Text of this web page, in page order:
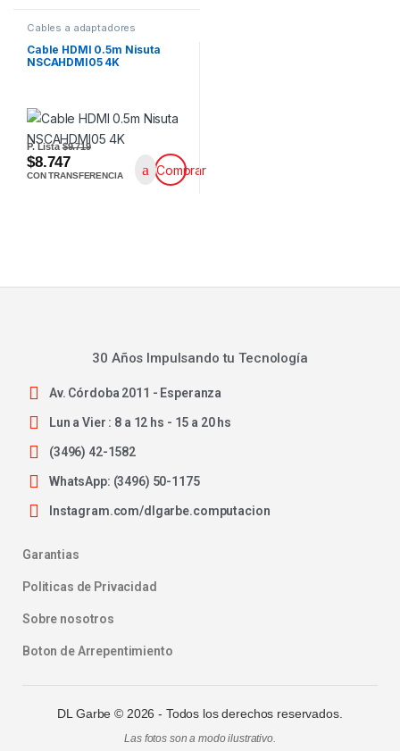
Cables a adaptadores
Cable HDMI 0.5m Nisuta
NSCAHDMI05 4K
P. Lista$9.719
$8.747
CON TRANSFERENCIA Comprar
30 Años Impulsando tu Tecnología
Av. Córdoba 2011 - Esperanza
Lun a Vier : 8 a 12 hs - 15 a 20 hs
(3496) 42-1582
WhatsApp: (3496) 50-1175
Instagram.com/dlgarbe.computacion
Garantias
Politicas de Privacidad
Sobre nosotros
Boton de Arrepentimiento
DL Garbe © 2026 - Todos los derechos reservados.
Las fotos son a modo ilustrativo.